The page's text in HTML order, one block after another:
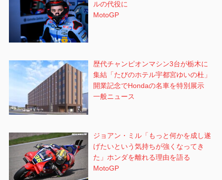
ルの代役に
MotoGP
歴代チャンピオンマシン3台が栃木に
集結「たびのホテル宇都宮ゆいの杜」
開業記念でHondaの名車を特別展示
一般ニュース
ジョアン・ミル「もっと何かを成し遂
げたいという気持ちが強くなってき
た」ホンダを離れる理由を語る
MotoGP